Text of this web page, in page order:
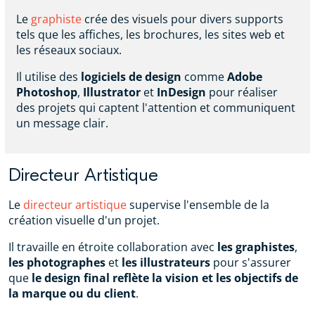
Le graphiste crée des visuels pour divers supports
tels que les affiches, les brochures, les sites web et
les réseaux sociaux.
Il utilise des logiciels de design commeAdobe
Photoshop, Illustrator et InDesign pour réaliser
des projets qui captent l'attention et communiquent
un message clair.
Directeur Artistique
Le directeur artistiquesupervise l'ensemble de la
création visuelle d'un projet.
Il travaille en étroite collaboration avec les graphistes,
les photographes et les illustrateurs pour s'assurer
que le design final reflète la vision et les objectifs de
la marque ou du client.